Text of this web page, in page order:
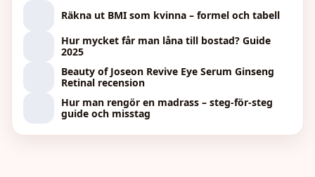
Räkna ut BMI som kvinna – formel och tabell
Hur mycket får man låna till bostad? Guide
2025
Beauty of Joseon Revive Eye Serum Ginseng
Retinal recension
Hur man rengör en madrass – steg-för-steg
guide och misstag